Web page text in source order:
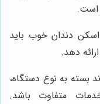
است.
دندان خوب باید
دهد.
به نوع دستگاه،
متفاوت باشد.